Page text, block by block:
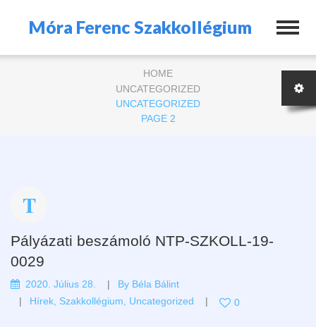
Móra Ferenc Szakkollégium
HOME
UNCATEGORIZED
UNCATEGORIZED
PAGE 2
Pályázati beszámoló NTP-SZKOLL-19-
0029
2020. Július 28. By Béla Bálint
Hírek, Szakkollégium, Uncategorized 0